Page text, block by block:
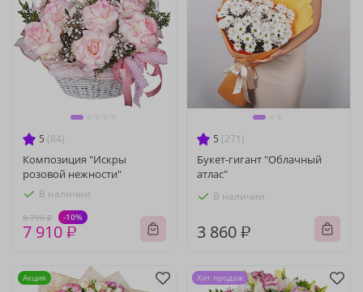
5 (84)
Композиция "Искры
розовой нежности"
В наличии
8 790 ₽ -10%
7 910 ₽
5 (271)
Букет-гигант "Облачный
атлас"
В наличии
3 860 ₽
Акция Хит продаж